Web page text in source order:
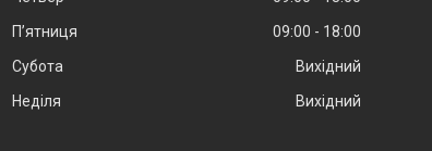
Пʼятниця
09:00
18:00
Субота
Вихідний
Неділя
Вихідний